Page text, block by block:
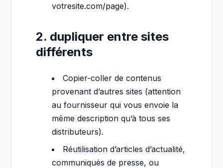
votresite.com/page).
2. dupliquer entre sites
différents
Copier-coller de contenus
provenant d’autres sites (attention
au fournisseur qui vous envoie la
même description qu’à tous ses
distributeurs).
Réutilisation d’articles d’actualité,
communiqués de presse, ou